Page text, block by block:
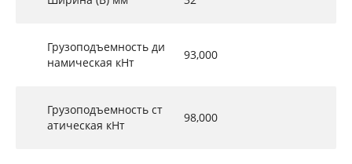
Грузоподъемность ди
намическая кНт
93,000
Грузоподъемность ст
атическая кНт
98,000